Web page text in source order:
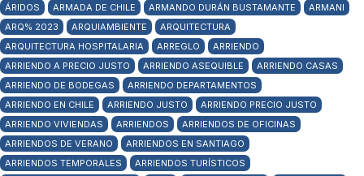
ÁRIDOS
ARMADA DE CHILE ARMANDO DURÁN BUSTAMANTE
ARMANI
ARQ% 2023
ARQUIAMBIENTE
ARQUITECTURA
ARQUITECTURA HOSPITALARIA
ARREGLO
ARRIENDO
ARRIENDO A PRECIO JUSTO
ARRIENDO ASEQUIBLE
ARRIENDO CASAS
ARRIENDO DE BODEGAS
ARRIENDO DEPARTAMENTOS
ARRIENDO EN CHILE
ARRIENDO JUSTO
ARRIENDO PRECIO JUSTO
ARRIENDO VIVIENDAS
ARRIENDOS
ARRIENDOS DE OFICINAS
ARRIENDOS DE VERANO
ARRIENDOS EN SANTIAGO
ARRIENDOS TEMPORALES
ARRIENDOS TURÍSTICOS